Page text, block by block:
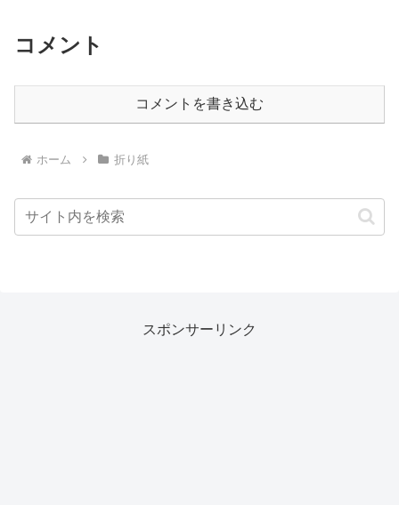
コメント
コメントを書き込む
ホーム 折り紙
スポンサーリンク